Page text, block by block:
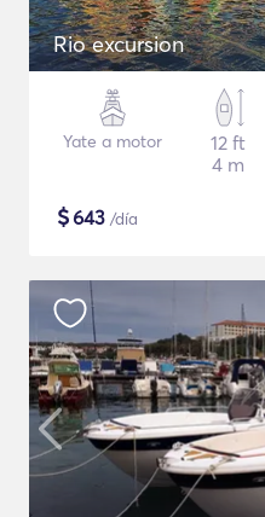
Rio excursion
Yate a motor
12 ft
4 m
$643 /día